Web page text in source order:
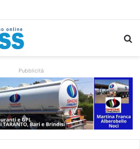
Pubblicità